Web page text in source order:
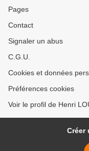
Pages
Contact
Signaler un abus
C.G.U.
Cookies et données
Préférences cookies
Voir le profil de Henri
Créer